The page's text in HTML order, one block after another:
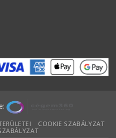
COOKIE SZABÁLYZAT